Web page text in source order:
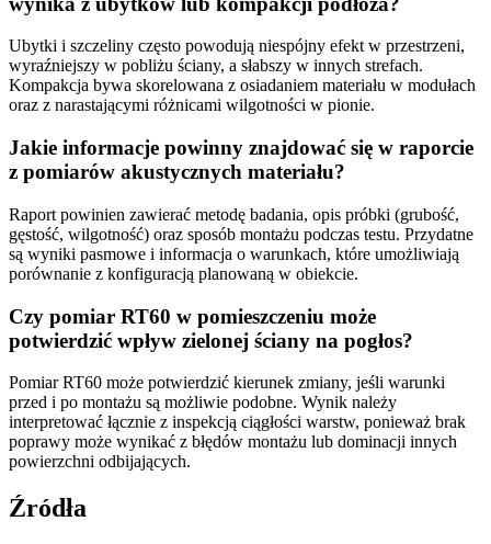
Ubytki i szczeliny często powodują niespójny efekt w przestrzeni,
wyraźniejszy w pobliżu ściany, a słabszy w innych strefach.
Kompakcja bywa skorelowana z osiadaniem materiału w modułach
oraz z narastającymi różnicami wilgotności w pionie.
Jakie informacje powinny znajdować się w raporcie
z pomiarów akustycznych materiału?
Raport powinien zawierać metodę badania, opis próbki (grubość,
gęstość, wilgotność) oraz sposób montażu podczas testu. Przydatne
są wyniki pasmowe i informacja o warunkach, które umożliwiają
porównanie z konfiguracją planowaną w obiekcie.
Czy pomiar RT60 w pomieszczeniu może
potwierdzić wpływ zielonej ściany na pogłos?
Pomiar RT60 może potwierdzić kierunek zmiany, jeśli warunki
przed i po montażu są możliwie podobne. Wynik należy
interpretować łącznie z inspekcją ciągłości warstw, ponieważ brak
poprawy może wynikać z błędów montażu lub dominacji innych
powierzchni odbijających.
Źródła